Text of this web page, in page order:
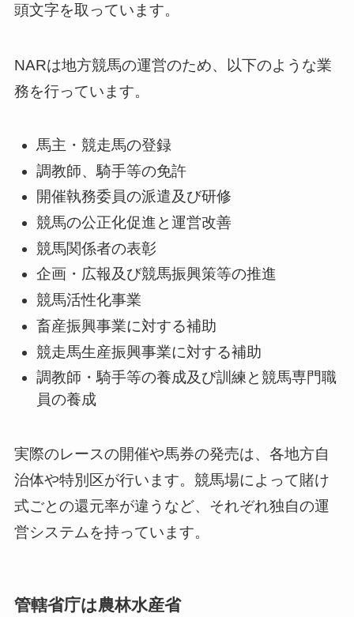
頭文字を取っています。
NARは地方競馬の運営のため、以下のような業
務を行っています。
馬主・競走馬の登録
調教師、騎手等の免許
開催執務委員の派遣及び研修
競馬の公正化促進と運営改善
競馬関係者の表彰
企画・広報及び競馬振興策等の推進
競馬活性化事業
畜産振興事業に対する補助
競走馬生産振興事業に対する補助
調教師・騎手等の養成及び訓練と競馬専門職
員の養成
実際のレースの開催や馬券の発売は、各地方自
治体や特別区が行います。競馬場によって賭け
式ごとの還元率が違うなど、それぞれ独自の運
営システムを持っています。
管轄省庁は農林水産省